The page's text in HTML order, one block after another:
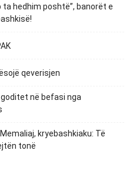
ta hedhim poshtë”, banorët e
qeverisjen
në befasi nga
kryebashkiaku: Të
tonë